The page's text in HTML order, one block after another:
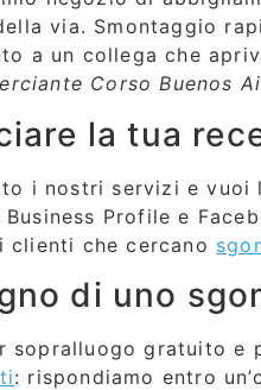
via. Smontaggio
a un collega che
Corso Buenos
la tua
i nostri servizi e vuoi
Profile e
clienti che cercano
di uno
sopralluogo gratuito e
: rispondiamo entro